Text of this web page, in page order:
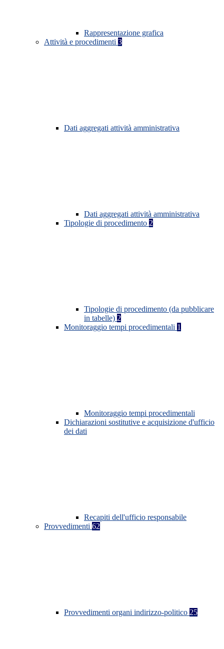
Rappresentazione grafica
Attività e procedimenti 3
Dati aggregati attività amministrativa
Dati aggregati attività amministrativa
Tipologie di procedimento 2
Tipologie di procedimento (da pubblicare
in tabelle) 2
Monitoraggio tempi procedimentali 1
Monitoraggio tempi procedimentali
Dichiarazioni sostitutive e acquisizione d'ufficio
dei dati
Recapiti dell'ufficio responsabile
Provvedimenti 62
Provvedimenti organi indirizzo-politico 25